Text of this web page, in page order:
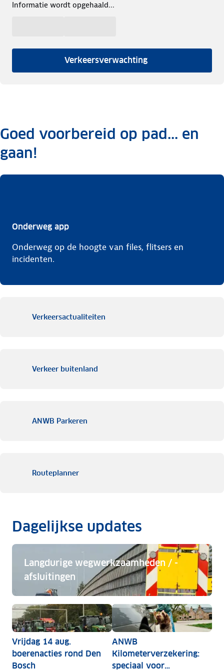
Informatie wordt opgehaald...
Verkeersverwachting
Goed voorbereid op pad... en
gaan!
Onderweg app
Onderweg op de hoogte van files, flitsers en
incidenten.
Verkeersactualiteiten
Verkeer buitenland
ANWB Parkeren
Routeplanner
Dagelijkse updates
Vrijdag 14 aug.
boerenacties rond Den
Bosch
ANWB
Kilometerverzekering:
speciaal voor
Langdurige wegwerkzaamheden / -
afsluitingen